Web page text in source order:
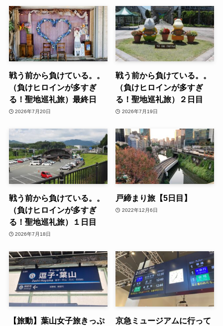
戦う前から負けている。。
（負けヒロインが多すぎ
る！聖地巡礼旅）最終日
2026年7月20日
戦う前から負けている。。
（負けヒロインが多すぎ
る！聖地巡礼旅）２日目
2026年7月19日
戦う前から負けている。。
（負けヒロインが多すぎ
る！聖地巡礼旅）１日目
2026年7月18日
戸締まり旅【5日目】
2022年12月6日
【旅動】葉山女子旅きっぷ
京急ミュージアムに行って